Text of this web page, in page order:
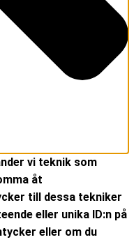
vi teknik som
åt
till dessa tekniker
eller unika ID:n på
eller om du